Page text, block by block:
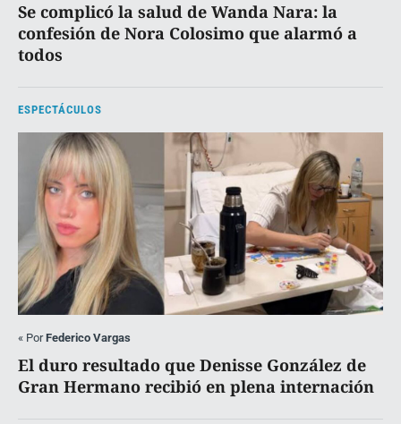
Se complicó la salud de Wanda Nara: la
confesión de Nora Colosimo que alarmó a
todos
ESPECTÁCULOS
« PorFederico Vargas
El duro resultado que Denisse González de
Gran Hermano recibió en plena internación